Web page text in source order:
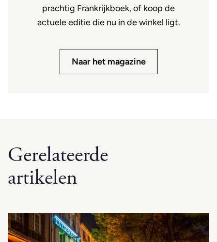
prachtig Frankrijkboek, of koop de
actuele editie die nu in de winkel ligt.
Naar het magazine
Gerelateerde
artikelen